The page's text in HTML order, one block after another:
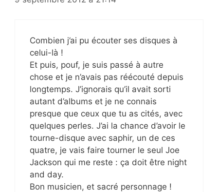
Combien j’ai pu écouter ses disques à
celui-là !
Et puis, pouf, je suis passé à autre
chose et je n’avais pas réécouté depuis
longtemps. J’ignorais qu’il avait sorti
autant d’albums et je ne connais
presque que ceux que tu as cités, avec
quelques perles. J’ai la chance d’avoir le
tourne-disque avec saphir, un de ces
quatre, je vais faire tourner le seul Joe
Jackson qui me reste : ça doit être night
and day.
Bon musicien, et sacré personnage !